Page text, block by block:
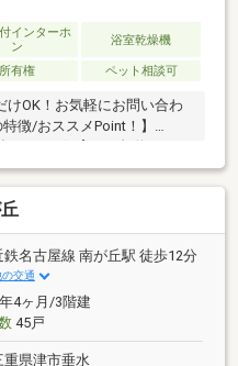
インターホ
ン
浴室乾燥機
所有権 ペット相談可
OK！お気軽にお問い合わ
徴/おススメPoint！】
住環境良好――――＜＜即日
が苦手な方も安心！ネット
【見学予約する】より、見
いします♪――――― ハウスド
鉄名古屋線 南が丘駅 徒歩12分
の交通
4ヶ月/3階建
45戸
重県津市垂水